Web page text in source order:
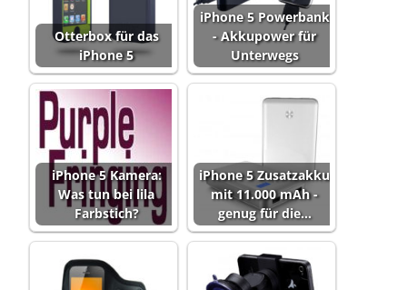
Otterbox für das
iPhone 5
iPhone 5 Powerbank
- Akkupower für
Unterwegs
iPhone 5 Kamera:
Was tun bei lila
Farbstich?
iPhone 5 Zusatzakku
mit 11.000 mAh -
genug für die…